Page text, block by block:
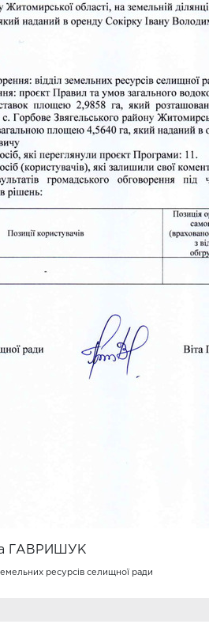
ГАВРИШУК
ресурсів селищної ради